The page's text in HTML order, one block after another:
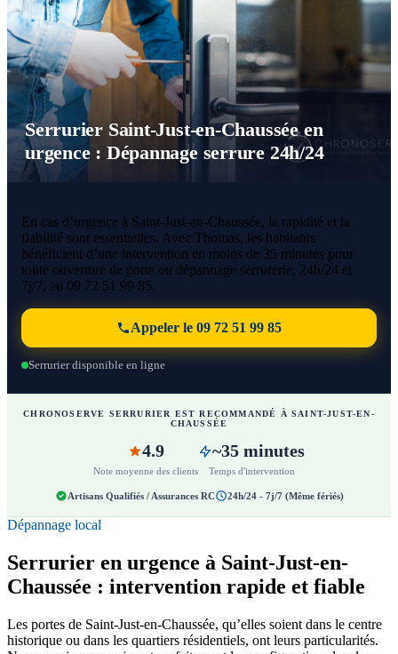
Serrurier Saint-Just-en-Chaussée en
urgence : Dépannage serrure 24h/24
En cas d’urgence à Saint-Just-en-Chaussée, la rapidité et la
fiabilité sont essentielles. Avec Thomas, les habitants
bénéficient d’une intervention en moins de 35 minutes pour
toute ouverture de porte ou dépannage serrurerie, 24h/24 et
7j/7, au 09 72 51 99 85.
Appeler le 09 72 51 99 85
Serrurier disponible en ligne
CHRONOSERVE SERRURIER EST RECOMMANDÉ À SAINT-JUST-EN-
CHAUSSÉE
4.9
Note moyenne des clients
~35 minutes
Temps d'intervention
Artisans Qualifiés / Assurances RC 24h/24 - 7j/7 (Même fériés)
Dépannage local
Serrurier en urgence à Saint-Just-en-
Chaussée : intervention rapide et fiable
Les portes de Saint-Just-en-Chaussée, qu’elles soient dans le centre
historique ou dans les quartiers résidentiels, ont leurs particularités.